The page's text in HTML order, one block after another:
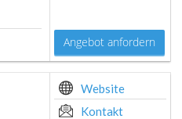
Angebot anfordern
Website
Kontakt